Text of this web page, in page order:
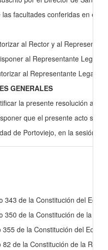
las facultades conferidas en el
al Rector y al
al Representante Legal
al Representante Legal
GENERALES
la presente resolución al
que el presente acto
de Portoviejo, en la sesión
343 de la Constitución del
350 de la Constitución de la
355 de la Constitución del
82 de la Constitución de la